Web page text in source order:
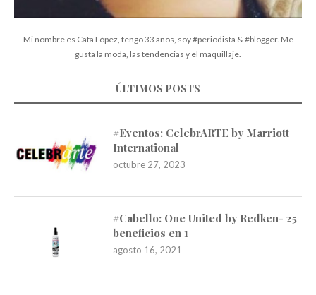
Mi nombre es Cata López, tengo 33 años, soy #periodista & #blogger. Me
gusta la moda, las tendencias y el maquillaje.
ÚLTIMOS POSTS
#Eventos: CelebrARTE by Marriott
International
octubre 27, 2023
#Cabello: One United by Redken- 25
beneficios en 1
agosto 16, 2021